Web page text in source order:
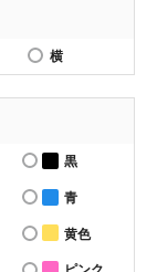
横
黒
青
黄色